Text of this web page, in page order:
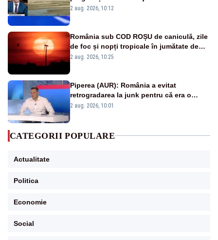
protejăm și natura, dar nu șținem omaneii
2 aug. 2026, 10:12
România sub COD ROȘU de caniculă, zile
de foc și nopți tropicale în jumătate de
țară
2 aug. 2026, 10:25
Piperea (AUR): România a evitat
retrogradarea la junk pentru că era o
catastrofă pentru bănci și fondurile de
2 aug. 2026, 10:01
CATEGORII POPULARE
Actualitate
Politica
Economie
Social